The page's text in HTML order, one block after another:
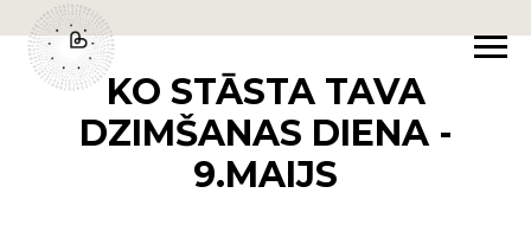
KO STĀSTA TAVA
DZIMŠANAS DIENA -
9.MAIJS